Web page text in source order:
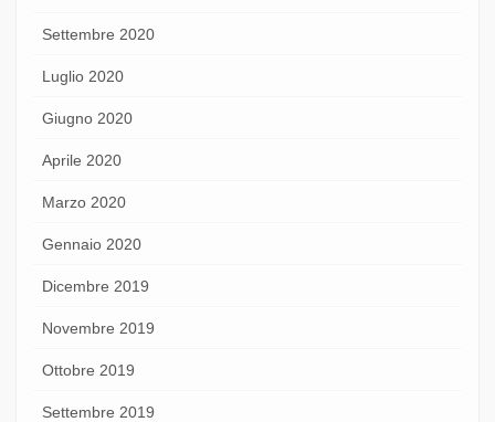
Settembre 2020
Luglio 2020
Giugno 2020
Aprile 2020
Marzo 2020
Gennaio 2020
Dicembre 2019
Novembre 2019
Ottobre 2019
Settembre 2019